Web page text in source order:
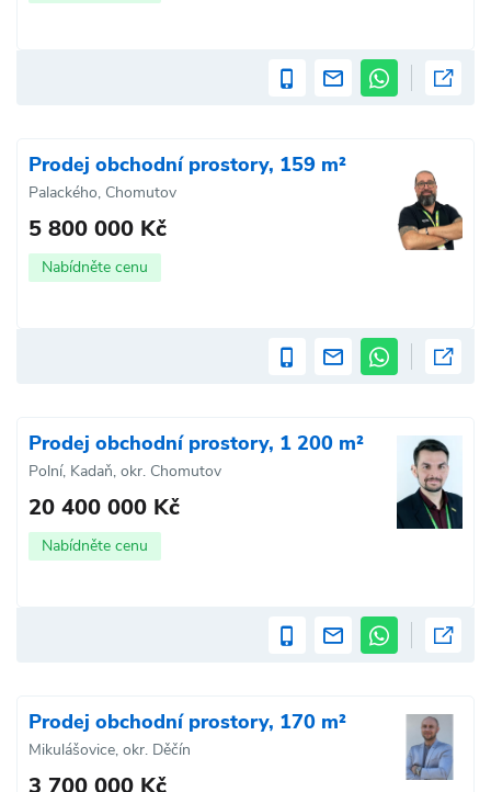
Prodej obchodní prostory, 159 m²
Palackého, Chomutov
5 800 000 Kč
Nabídněte cenu
Prodej obchodní prostory, 1 200 m²
Polní, Kadaň, okr. Chomutov
20 400 000 Kč
Nabídněte cenu
Prodej obchodní prostory, 170 m²
Mikulášovice, okr. Děčín
3 700 000 Kč